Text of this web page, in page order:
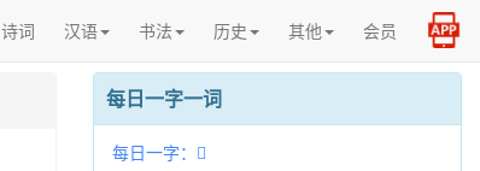
诗词 汉语 书法 历史 其他 会员
每日一字一词
每日一字：𪑟